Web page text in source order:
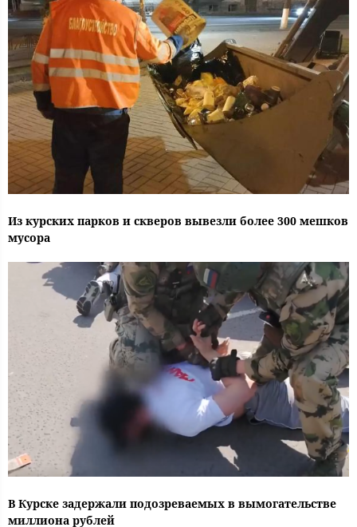
Из курских парков и скверов вывезли более 300 мешков
мусора
В Курске задержали подозреваемых в вымогательстве
миллиона рублей